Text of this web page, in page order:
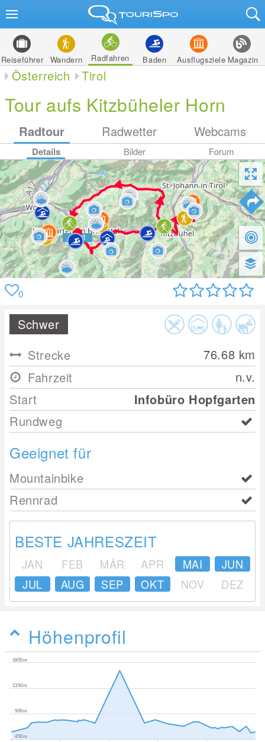
Reiseführer Wandern Radfahren Baden Ausflugsziele Magazin
Österreich Tirol
Tour aufs Kitzbüheler Horn
Radtour Radwetter Webcams
Details Bilder Forum
0
Schwer
Strecke
76.68 km
Fahrzeit
n.v.
Start
Infobüro Hopfgarten
Rundweg
Geeignet für
Mountainbike
Rennrad
BESTE JAHRESZEIT
JAN FEB MÄR APR MAI
JUN
JUL
AUG SEP OKT NOV DEZ
Höhenprofil
450m
900m
1350m
1800m